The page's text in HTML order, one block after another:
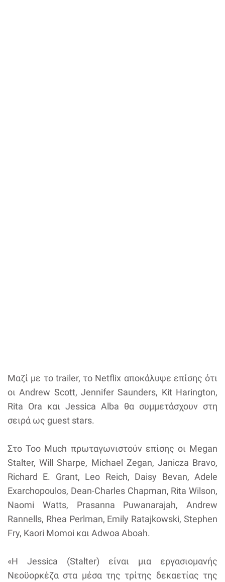
Μαζί με το trailer, το Netflix αποκάλυψε επίσης ότι
οι Andrew Scott, Jennifer Saunders, Kit Harington,
Rita Ora και Jessica Alba θα συμμετάσχουν στη
σειρά ως guest stars.
Στο Too Much πρωταγωνιστούν επίσης οι Megan
Stalter, Will Sharpe, Michael Zegan, Janicza Bravo,
Richard E. Grant, Leo Reich, Daisy Bevan, Adele
Exarchopoulos, Dean-Charles Chapman, Rita Wilson,
Naomi Watts, Prasanna Puwanarajah, Andrew
Rannells, Rhea Perlman, Emily Ratajkowski, Stephen
Fry, Kaori Momoi και Adwoa Aboah.
«Η Jessica (Stalter) είναι μια εργασιομανής
Νεοϋορκέζα στα μέσα της τρίτης δεκαετίας της